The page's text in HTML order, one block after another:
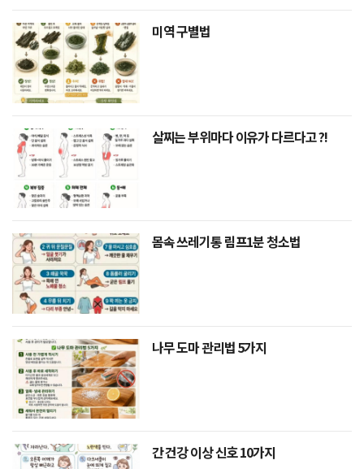
미역 구별법
살찌는 부위마다 이유가 다르다고 ?!
몸속 쓰레기통 림프1분 청소법
나무 도마 관리법 5가지
간 건강 이상 신호 10가지